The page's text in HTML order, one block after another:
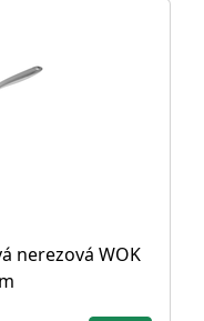
nerezová WOK